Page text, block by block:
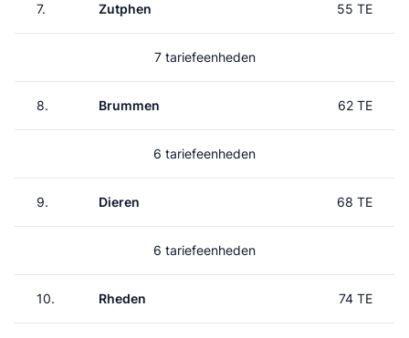
7. Zutphen 55 TE
7 tariefeenheden
8. Brummen 62 TE
6 tariefeenheden
9. Dieren 68 TE
6 tariefeenheden
10. Rheden 74 TE